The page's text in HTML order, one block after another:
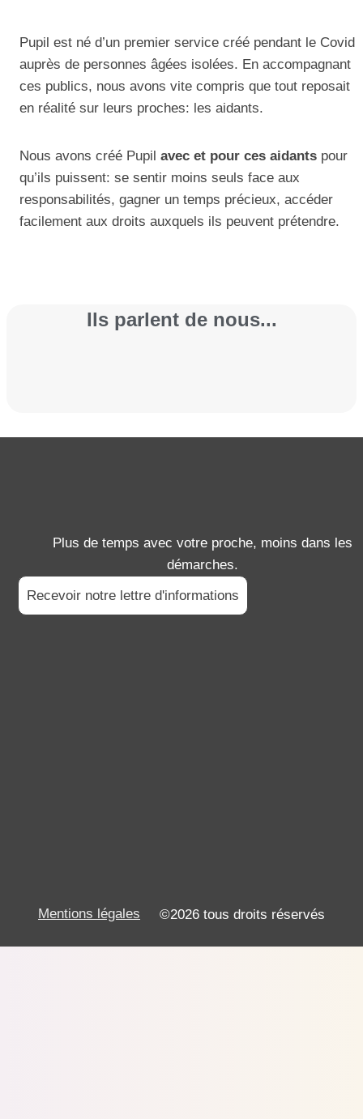
Pupil est né d’un premier service créé pendant le Covid
auprès de personnes âgées isolées. En accompagnant
ces publics, nous avons vite compris que tout reposait
en réalité sur leurs proches: les aidants.
Nous avons créé Pupil avec et pour ces aidants pour
qu’ils puissent: se sentir moins seuls face aux
responsabilités, gagner un temps précieux, accéder
facilement aux droits auxquels ils peuvent prétendre.
Ils parlent de nous...
Plus de temps avec votre proche, moins dans les
démarches.
Recevoir notre lettre d'informations
©2026 tous droits réservés
Mentions légales